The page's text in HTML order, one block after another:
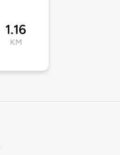
1.16
KM